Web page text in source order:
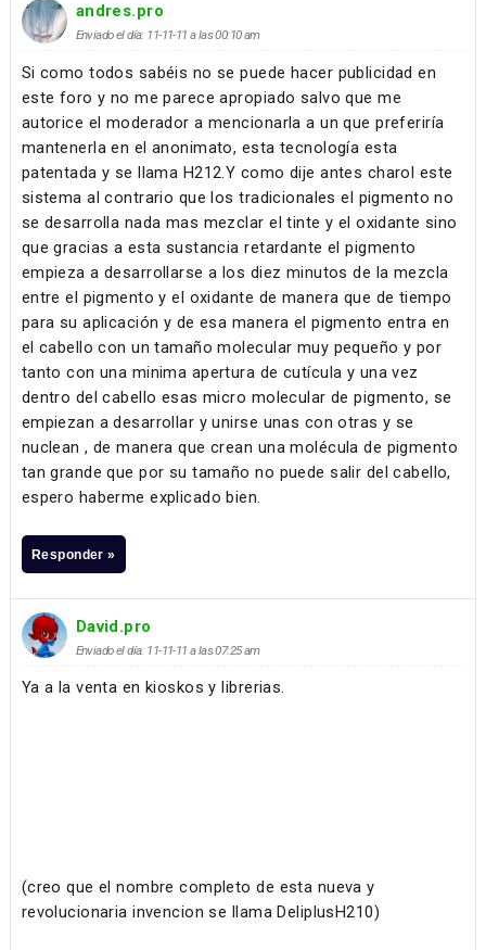
andres.pro
Enviado el día: 11-11-11 a las 00:10 am
Si como todos sabéis no se puede hacer publicidad en
este foro y no me parece apropiado salvo que me
autorice el moderador a mencionarla a un que preferiría
mantenerla en el anonimato, esta tecnología esta
patentada y se llama H212.Y como dije antes charol este
sistema al contrario que los tradicionales el pigmento no
se desarrolla nada mas mezclar el tinte y el oxidante sino
que gracias a esta sustancia retardante el pigmento
empieza a desarrollarse a los diez minutos de la mezcla
entre el pigmento y el oxidante de manera que de tiempo
para su aplicación y de esa manera el pigmento entra en
el cabello con un tamaño molecular muy pequeño y por
tanto con una minima apertura de cutícula y una vez
dentro del cabello esas micro molecular de pigmento, se
empiezan a desarrollar y unirse unas con otras y se
nuclean , de manera que crean una molécula de pigmento
tan grande que por su tamaño no puede salir del cabello,
espero haberme explicado bien.
Responder »
David.pro
Enviado el día: 11-11-11 a las 07:25 am
Ya a la venta en kioskos y librerias.
(creo que el nombre completo de esta nueva y
revolucionaria invencion se llama DeliplusH210)